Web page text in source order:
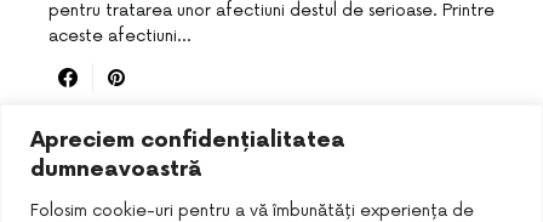
Apreciem confidențialitatea
dumneavoastră
Folosim cookie-uri pentru a vă îmbunătăți experiența de
pentru tratarea unor afectiuni destul de serioase. Printre
aceste afectiuni…